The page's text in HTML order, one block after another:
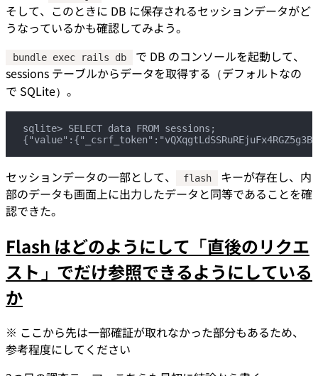
そして、このときに DB に保存されるセッションデータがど
うなっているかも確認してみよう。
bundle exec rails db
で DB のコンソールを起動して、
sessions テーブルからデータを取得する（デフォルトなの
で SQLite）。
sqlite> SELECT data FROM sessions;
セッションデータの一部として、 flash
キーが存在し、内
部のデータも画面上に出力したデータと同等であることを確
認できた。
Flash はどのようにして「直後のリクエ
スト」でだけ参照できるようにしている
か
※ ここから先は一部確証が取れなかった部分もあるため、
参考程度にしてください